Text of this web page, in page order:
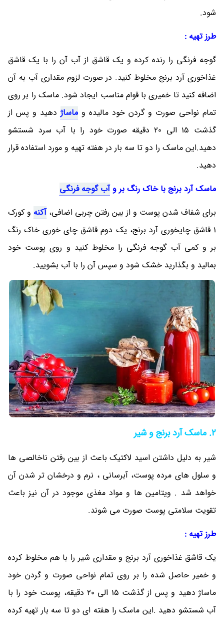
شود.
طرز تهیه :
گوجه فرنگی را رنده کرده و یک قاشق از آب آن را با یک قاشق
غذاخوری آرد برنج مخلوط کنید. در صورت لزوم مقداری آب به آن
اضافه کنید تا خمیری با قوام مناسب ایجاد شود. ماسک را بر روی
تمام نواحی صورت و گردن خود مالیده و ماساژ دهید و پس از
گذشت 15 الی 20 دقیقه صورت خود را با آب سرد شستشو
دهید.این ماسک را دو تا سه بار در هفته تهیه و مورد استفاده قرار
دهید.
ماسک آرد برنج با خاک رنگ بر وآب گوجه فرنگی
برای شفاف شدن پوست و از بین رفتن چربی اضافی،آکنه و کورک
1 قاشق چایخوری آرد برنج، یک دوم قاشق چای خوری خاک رنگ
بر و کمی آب گوجه فرنگی را مخلوط کنید و روی پوست خود
بمالید و بگذارید خشک شود و سپس آن را با آب بشویید.
2. ماسک آرد برنج و شیر
شیر به دلیل داشتن اسید لاکتیک باعث از بین رفتن ناخالصی ها
و سلول های مرده پوست، آبرسانی ، نرم و درخشان تر شدن آن
خواهد شد . ویتامین ها و مواد مغذی موجود در آن نیز باعث
تقویت سلامتی پوست صورت می ‎شوند.
طرز تهیه :
یک قاشق غذاخوری آرد برنج و مقداری شیر را با هم مخلوط کرده
و خمیر حاصل شده را بر روی تمام نواحی صورت و گردن خود
ماساژ دهید و پس از گذشت 15 الی 20 دقیقه، پوست خود را با
آب شستشو دهید .این ماسک را هفته ای دو تا سه بار تهیه کرده